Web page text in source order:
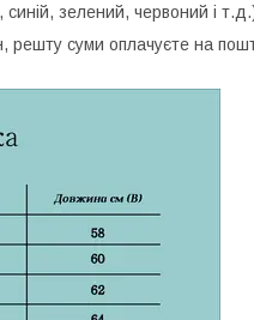
синій, зелений, червоний і
суми оплачуєте на